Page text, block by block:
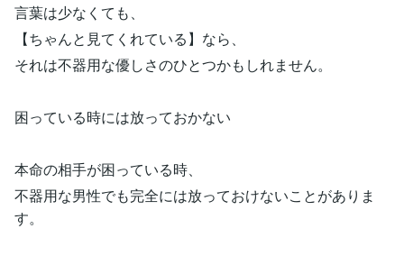
言葉は少なくても、
【ちゃんと見てくれている】なら、
それは不器用な優しさのひとつかもしれません。
困っている時には放っておかない
本命の相手が困っている時、
不器用な男性でも完全には放っておけないことがありま
す。